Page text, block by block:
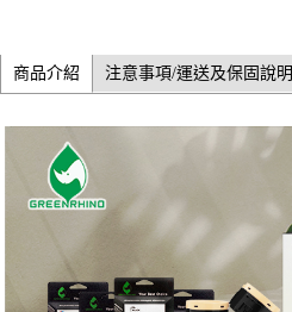
商品介紹 注意事項/運送及保固說明